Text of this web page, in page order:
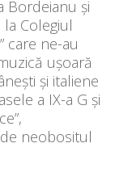
Bordeianu şi
Colegiul
care ne-au
uşoară
şi italiene
a IX-a G şi
neobositul